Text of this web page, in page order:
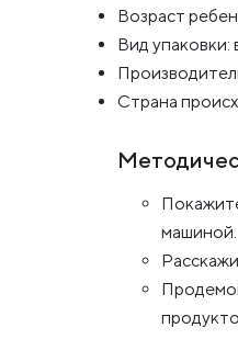
Возраст
Вид упаковки:
Страна
машиной.